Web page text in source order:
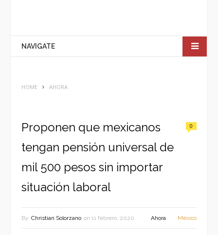
NAVIGATE
HOME AHORA
Proponen que mexicanos
tengan pensión universal de
mil 500 pesos sin importar
situación laboral
0
By Christian Solorzano on 11 febrero, 2020 Ahora México